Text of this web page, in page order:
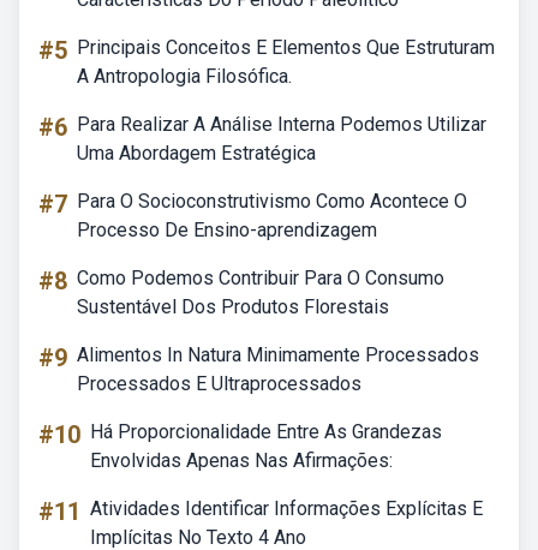
#5 Principais Conceitos E Elementos Que Estruturam
A Antropologia Filosófica.
#6 Para Realizar A Análise Interna Podemos Utilizar
Uma Abordagem Estratégica
#7 Para O Socioconstrutivismo Como Acontece O
Processo De Ensino-aprendizagem
#8 Como Podemos Contribuir Para O Consumo
Sustentável Dos Produtos Florestais
#9 Alimentos In Natura Minimamente Processados
Processados E Ultraprocessados
#10 Há Proporcionalidade Entre As Grandezas
Envolvidas Apenas Nas Afirmações:
#11 Atividades Identificar Informações Explícitas E
Implícitas No Texto 4 Ano